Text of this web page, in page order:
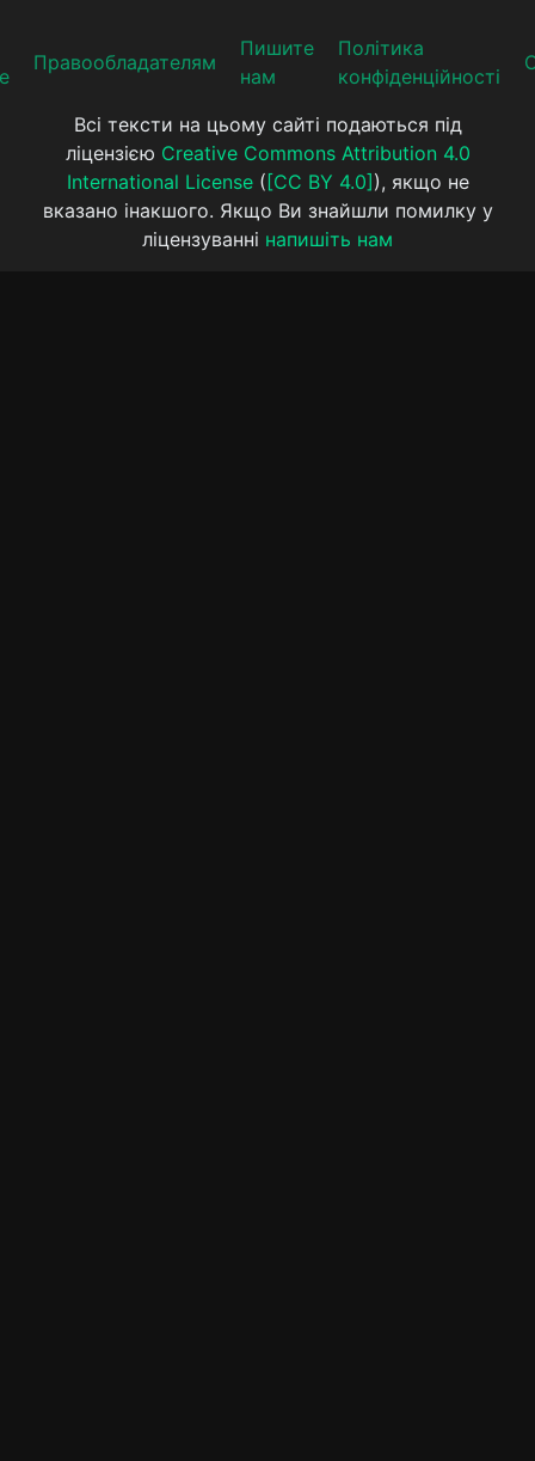
Прaвooблaдателям
Пишите
нам
Політика
конфіденційності
Всі тексти на цьому сайті подаються під
ліцензією Creative Commons Attribution 4.0
International License( [CC BY 4.0] ), якщо не
вказано інакшого. Якщо Ви знайшли помилку у
ліцензуванні напишіть нам